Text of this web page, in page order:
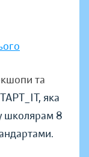
та
яка
школярам 8